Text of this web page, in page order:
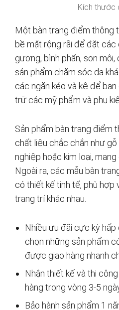
Kích thước
Một bàn trang điểm thông
bề mặt rộng rãi để đặt
gương, bình phấn, son
sản phẩm chăm sóc da
các ngăn kéo và kệ để
trữ các mỹ phẩm và phụ
Sản phẩm bàn trang
chất liệu chắc chắn như
nghiệp hoặc kim loại,
Ngoài ra, các mẫu bàn
có thiết kế tinh tế, phù hợp
trang trí khác nhau.
Nhiều ưu đãi cực kỳ hấp
chọn những sản phẩm
được giao hàng nhanh
Nhận thiết kế và thi
hàng trong vòng 3-5
Bảo hành sản phẩm 1